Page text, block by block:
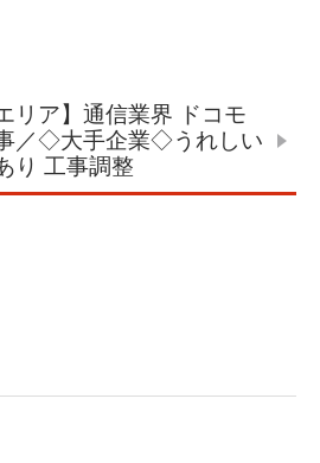
リア】通信業界 ドコモ
／◇大手企業◇うれしい
り 工事調整